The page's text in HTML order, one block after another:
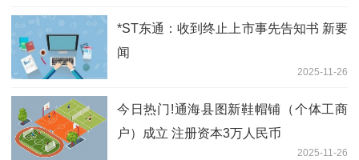
*ST东通：收到终止上市事先告知书 新要
闻
2025-11-26
今日热门!通海县图新鞋帽铺（个体工商
户）成立 注册资本3万人民币
2025-11-26